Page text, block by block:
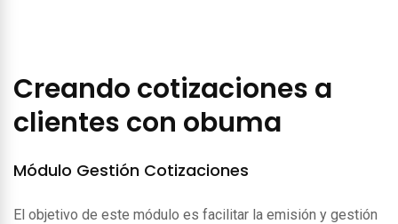
Creando cotizaciones a
clientes con obuma
Módulo Gestión Cotizaciones
El objetivo de este módulo es facilitar la emisión y gestión